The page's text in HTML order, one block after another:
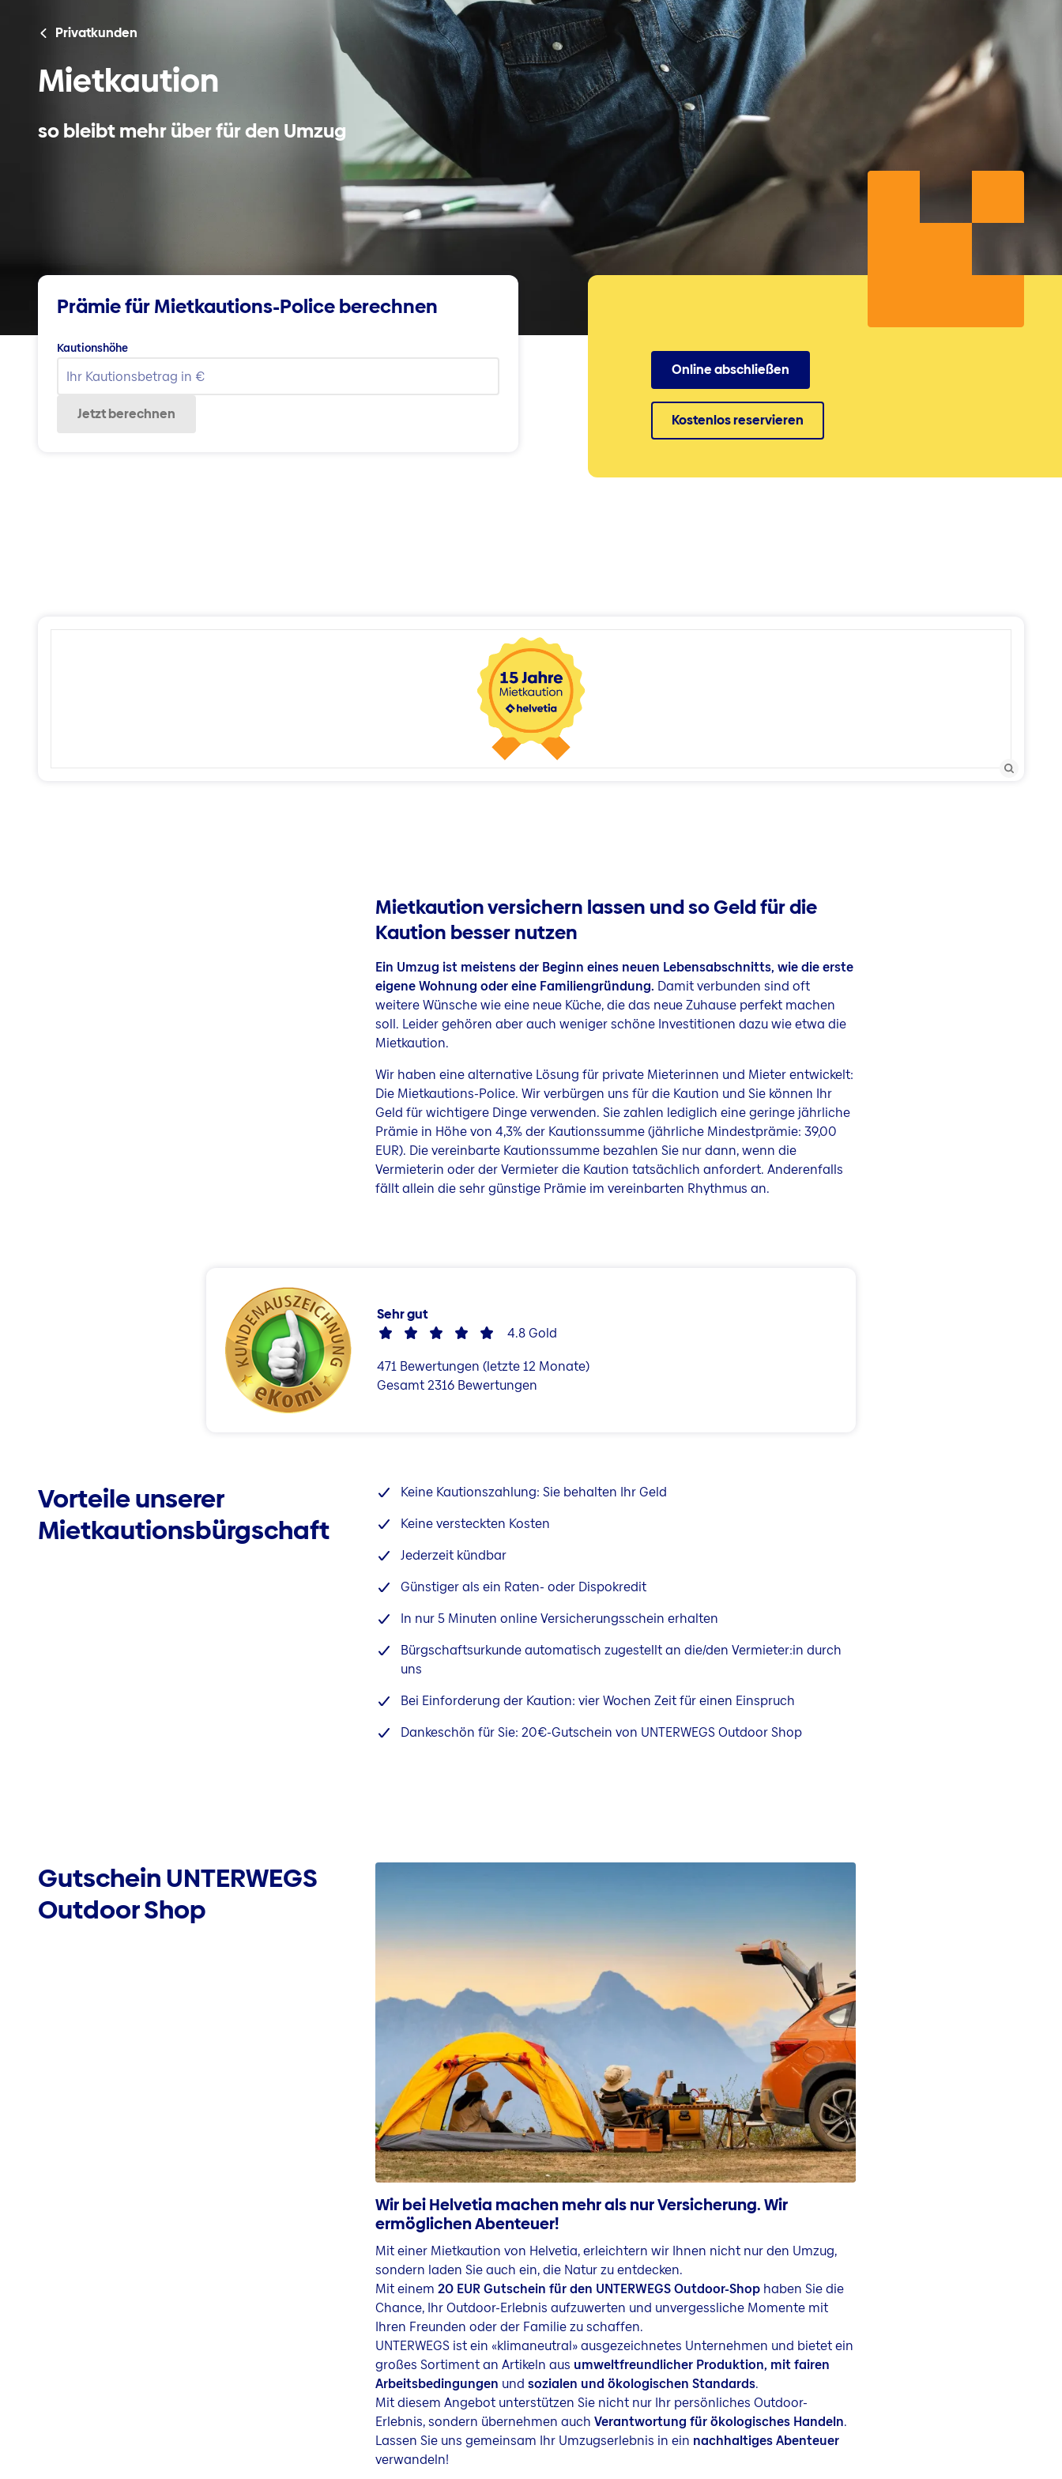
Privatkunden
Mietkaution
so bleibt mehr über für den Umzug
Online abschließen
Kostenlos reservieren
Prämie für Mietkautions-Police berechnen
Kautionshöhe
Jetzt berechnen
Mietkaution versichern lassen und so Geld für die
Kaution besser nutzen
Ein Umzug ist meistens der Beginn eines neuen Lebensabschnitts, wie die erste
eigene Wohnung oder eine Familiengründung. Damit verbunden sind oft
weitere Wünsche wie eine neue Küche, die das neue Zuhause perfekt machen
soll. Leider gehören aber auch weniger schöne Investitionen dazu wie etwa die
Mietkaution.
Wir haben eine alternative Lösung für private Mieterinnen und Mieter entwickelt:
Die Mietkautions-Police. Wir verbürgen uns für die Kaution und Sie können Ihr
Geld für wichtigere Dinge verwenden. Sie zahlen lediglich eine geringe jährliche
Prämie in Höhe von 4,3% der Kautionssumme (jährliche Mindestprämie: 39,00
EUR). Die vereinbarte Kautionssumme bezahlen Sie nur dann, wenn die
Vermieterin oder der Vermieter die Kaution tatsächlich anfordert. Anderenfalls
fällt allein die sehr günstige Prämie im vereinbarten Rhythmus an.
Sehr gut
4.8Gold
471 Bewertungen (letzte 12 Monate)
Gesamt2316 Bewertungen
Vorteile unserer
Mietkautionsbürgschaft
Keine Kautionszahlung: Sie behalten Ihr Geld
Keine versteckten Kosten
Jederzeit kündbar
Günstiger als ein Raten- oder Dispokredit
In nur 5 Minuten online Versicherungsschein erhalten
Bürgschaftsurkunde automatisch zugestellt an die/den Vermieter:in durch
uns
Bei Einforderung der Kaution: vier Wochen Zeit für einen Einspruch
Dankeschön für Sie: 20€-Gutschein von UNTERWEGS Outdoor Shop
Gutschein UNTERWEGS
Outdoor Shop
Wir bei Helvetia machen mehr als nur Versicherung. Wir
ermöglichen Abenteuer!
Mit einer Mietkaution von Helvetia, erleichtern wir Ihnen nicht nur den Umzug,
sondern laden Sie auch ein, die Natur zu entdecken.
Mit einem 20 EUR Gutschein für den UNTERWEGS Outdoor-Shophaben Sie die
Chance, Ihr Outdoor-Erlebnis aufzuwerten und unvergessliche Momente mit
Ihren Freunden oder der Familie zu schaffen.
UNTERWEGS ist ein «klimaneutral» ausgezeichnetes Unternehmen und bietet ein
großes Sortiment an Artikeln aus umweltfreundlicher Produktion, mit fairen
Arbeitsbedingungen und sozialen und ökologischen Standards.
Mit diesem Angebot unterstützen Sie nicht nur Ihr persönliches Outdoor-
Erlebnis, sondern übernehmen auch Verantwortung für ökologisches Handeln.
Lassen Sie uns gemeinsam Ihr Umzugserlebnis in ein nachhaltiges Abenteuer
verwandeln!